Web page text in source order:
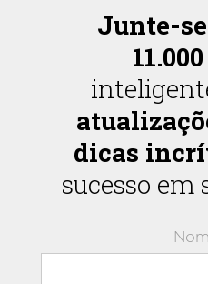
Junte-
11.000
dicas
sucesso em